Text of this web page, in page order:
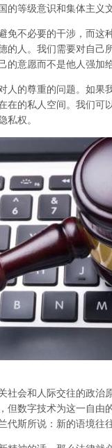
的等级意识和集体主义
免不必要的干涉，而
的 人。我们需要对自己
的意愿而不是他人强加
人的尊重的问题。如
在的私人空间。我们可
私权。
社会和人际交往的政治
但数字技术为这一自由
代斯所说：新的语境往